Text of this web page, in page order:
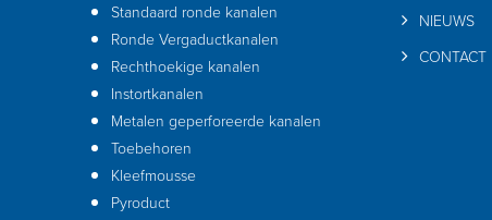
Standaard ronde kanalen
Ronde Vergaductkanalen
Rechthoekige kanalen
Instortkanalen
Metalen geperforeerde kanalen
Toebehoren
Kleefmousse
Pyroduct
NIEUWS
CONTACT